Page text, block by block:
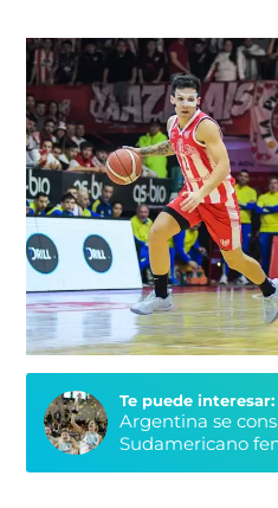
Te puede interesar:
Argentina se
Sudamericano